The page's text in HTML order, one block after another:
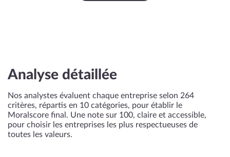
Analyse détaillée
Nos analystes évaluent chaque entreprise selon 264
critères, répartis en 10 catégories, pour établir le
Moralscore final. Une note sur 100, claire et accessible,
pour choisir les entreprises les plus respectueuses de
toutes les valeurs.